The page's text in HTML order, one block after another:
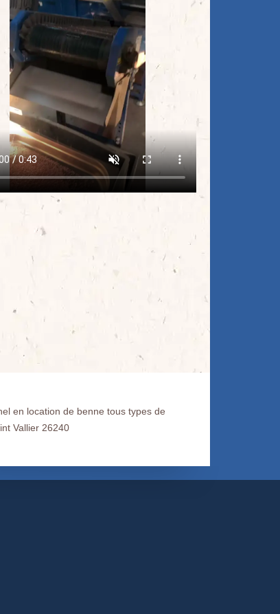
en location de benne tous types de
Vallier 26240